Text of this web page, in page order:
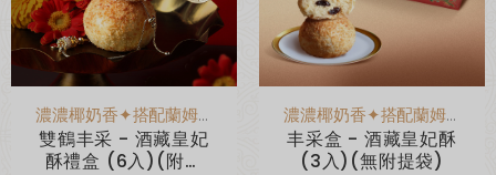
免運優惠 超取滿 $1500 免運、宅配滿 $2500 免運🚚
濃濃椰奶香✦搭配蘭姆酒浸泡果乾
雙鶴丰采 - 酒藏皇妃
酥禮盒 (6入)(附提
濃濃椰奶香✦搭配蘭姆酒浸泡果乾
丰采盒 - 酒藏皇妃酥
(3入)(無附提袋)